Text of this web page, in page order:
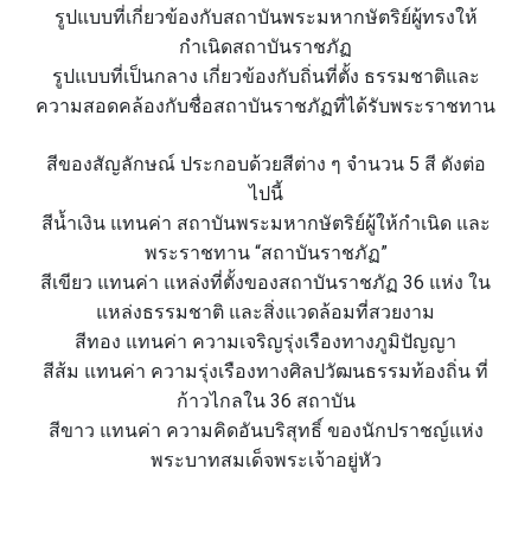
รูปแบบที่เกี่ยวข้องกับสถาบันพระมหากษัตริย์ผู้ทรงให้
กำเนิดสถาบันราชภัฏ
รูปแบบที่เป็นกลาง เกี่ยวข้องกับถิ่นที่ตั้ง ธรรมชาติและ
ความสอดคล้องกับชื่อสถาบันราชภัฏที่ได้รับพระราชทาน
สีของสัญลักษณ์ ประกอบด้วยสีต่าง ๆ จำนวน 5 สี ดังต่อ
ไปนี้
สีน้ำเงิน แทนค่า สถาบันพระมหากษัตริย์ผู้ให้กำเนิด และ
พระราชทาน “สถาบันราชภัฏ”
สีเขียว แทนค่า แหล่งที่ตั้งของสถาบันราชภัฏ 36 แห่ง ใน
แหล่งธรรมชาติ และสิ่งแวดล้อมที่สวยงาม
สีทอง แทนค่า ความเจริญรุ่งเรืองทางภูมิปัญญา
สีส้ม แทนค่า ความรุ่งเรืองทางศิลปวัฒนธรรมท้องถิ่น ที่
ก้าวไกลใน 36 สถาบัน
สีขาว แทนค่า ความคิดอันบริสุทธิ์ ของนักปราชญ์แห่ง
พระบาทสมเด็จพระเจ้าอยู่หัว